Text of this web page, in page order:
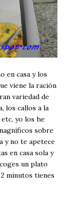
en casa y los
viene la ración
variedad de
los callos a la
yo los he
sobre
y no te apetece
en casa sola y
un plato
minutos tienes